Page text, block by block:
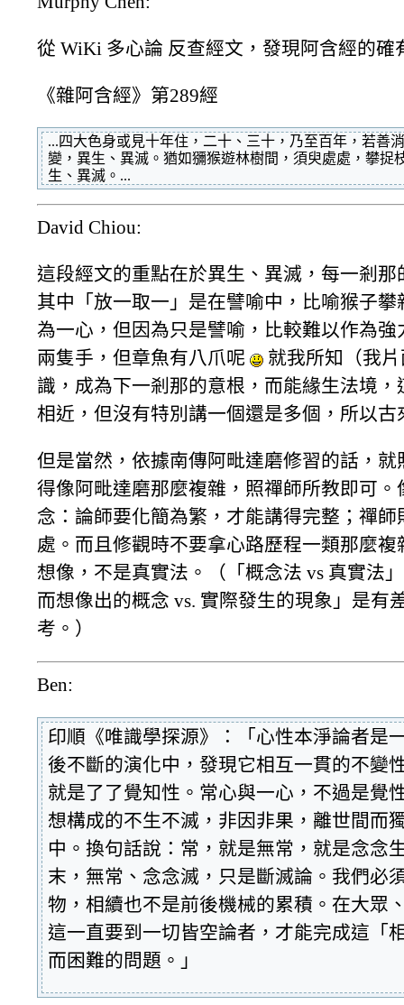
從 WiKi 多心論 反查經文，發現阿含經的確
《雜阿含經》第289經
...四大色身或見十年住，二十、三十，乃至百年，若善
變，異生、異滅。猶如獼猴遊林樹間，須臾處處，攀捉
生、異滅。...
David Chiou:
這段經文的重點在於異生、異滅，每一剎
其中「放一取一」是在譬喻中，比喻猴子
為一心，但因為只是譬喻，比較難以作為
兩隻手，但章魚有八爪呢
就我所知（我
識，成為下一剎那的意根，而能緣生法境
相近，但沒有特別講一個還是多個，所以
但是當然，依據南傳阿毗達磨修習的話，
得像阿毗達磨那麼複雜，照禪師所教即可
念：論師要化簡為繁，才能講得完整；禪
處。而且修觀時不要拿心路歷程一類那麼
想像，不是真實法。（「概念法 vs 真實法
而想像出的概念 vs. 實際發生的現象」是有
考。）
Ben:
印順《唯識學探源》：「心性本淨論者是
後不斷的演化中，發現它相互一貫的不變
就是了了覺知性。常心與一心，不過是覺
想構成的不生不滅，非因非果，離世間而
中。換句話說：常，就是無常，就是念念
末，無常、念念滅，只是斷滅論。我們必
物，相續也不是前後機械的累積。在大眾
這一直要到一切皆空論者，才能完成這「
而困難的問題。」